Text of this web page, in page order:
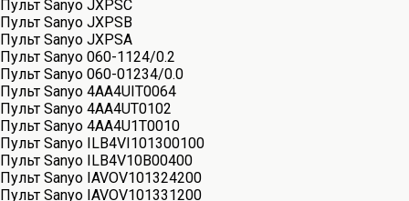
Пульт Sanyo JXPSC
Пульт Sanyo JXPSB
Пульт Sanyo JXPSA
Пульт Sanyo 060-1124/0.2
Пульт Sanyo 060-01234/0.0
Пульт Sanyo 4AA4UIT0064
Пульт Sanyo 4AA4UT0102
Пульт Sanyo 4AA4U1T0010
Пульт Sanyo ILB4VI101300100
Пульт Sanyo ILB4V10B00400
Пульт Sanyo IAVOV101324200
Пульт Sanyo IAVOV101331200